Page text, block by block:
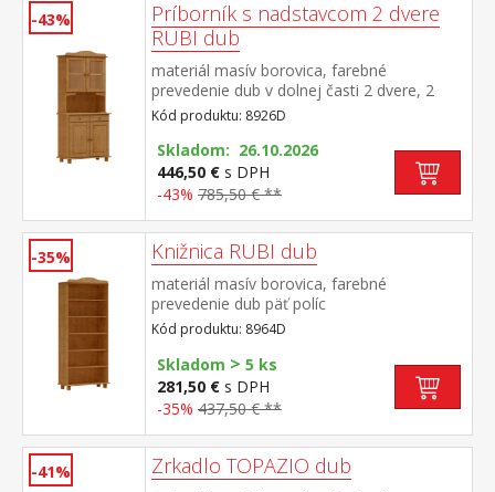
-43%
Príborník s nadstavcom 2 dvere
RUBI dub
materiál masív borovica, farebné
prevedenie dub v dolnej časti 2 dvere, 2
zásuvky s kovovými pojazdmi v hornej časti
dvoje presklené dvere
Kód produktu: 8926D
Skladom: 26.10.2026
446,50 € s DPH
-43% 785,50 € **
-35% Knižnica RUBI dub
materiál masív borovica, farebné
prevedenie dub päť políc
Kód produktu: 8964D
Skladom > 5 ks
281,50 € s DPH
-35% 437,50 € **
-41% Zrkadlo TOPAZIO dub